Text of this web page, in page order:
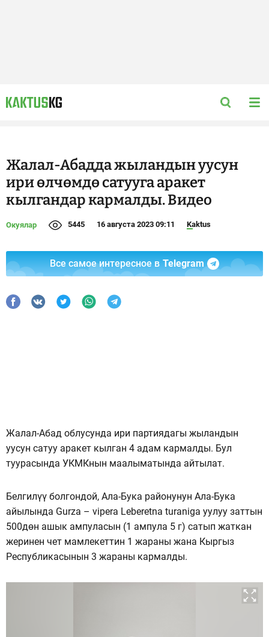
Жалал-Абадда жыландын уусун
ири өлчөмдө сатууга аракет
кылгандар кармалды. Видео
Окуялар 5445 16 августа 2023 09:11 Kaktus
Все самое интересное в Telegram
Жалал-Абад облусунда ири партиядагы жыландын
уусун сатуу аракет кылган 4 адам кармалды. Бул
туурасында УКМКнын маалыматында айтылат.
Белгилүү болгондой, Ала-Бука районунун Ала-Бука
айылында Gurza – vipera Leberetna turaniga уулуу заттын
500дөн ашык ампуласын (1 ампула 5 г) сатып жаткан
жеринен чет мамлекеттин 1 жараны жана Кыргыз
Республикасынын 3 жараны кармалды.